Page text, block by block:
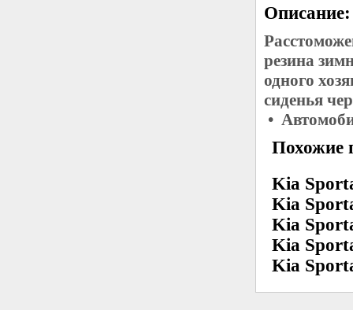
Описание:
резина
одного
сиденья
•
Похожие
Kia
Kia
Kia
Kia
Kia